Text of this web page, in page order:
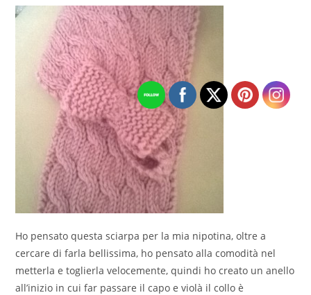
Ho pensato questa sciarpa per la mia nipotina, oltre a
cercare di farla bellissima, ho pensato alla comodità nel
metterla e toglierla velocemente, quindi ho creato un anello
all’inizio in cui far passare il capo e violà il collo è